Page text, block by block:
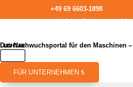
+49 69 6603-1898
Das Nachwuchsportal für den Maschinen
FÜR UNTERNEHMEN